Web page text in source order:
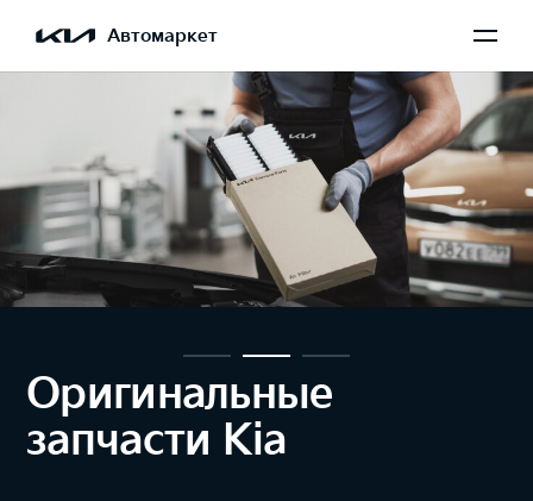
Автомаркет
Оригинальные
запчасти Kia